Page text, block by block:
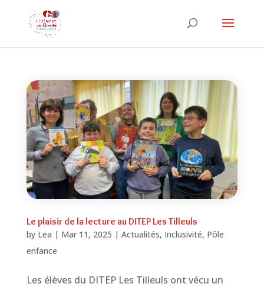
Le plaisir de la lecture au DITEP Les Tilleuls
by Lea | Mar 11, 2025 | Actualités, Inclusivité, Pôle
enfance
Les élèves du DITEP Les Tilleuls ont vécu un